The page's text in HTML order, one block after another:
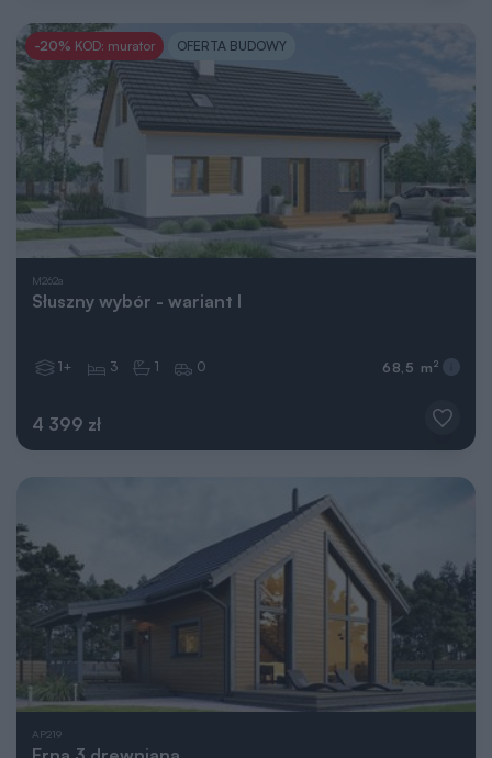
-20% KOD: murator OFERTA BUDOWY
M262a
Słuszny wybór - wariant I
4 399 zł
1+ 3 1 0 68,5 m 2
AP219